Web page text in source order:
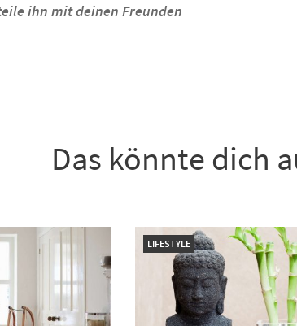
ihn mit deinen Freunden
Das könnte dich
LIFESTYLE